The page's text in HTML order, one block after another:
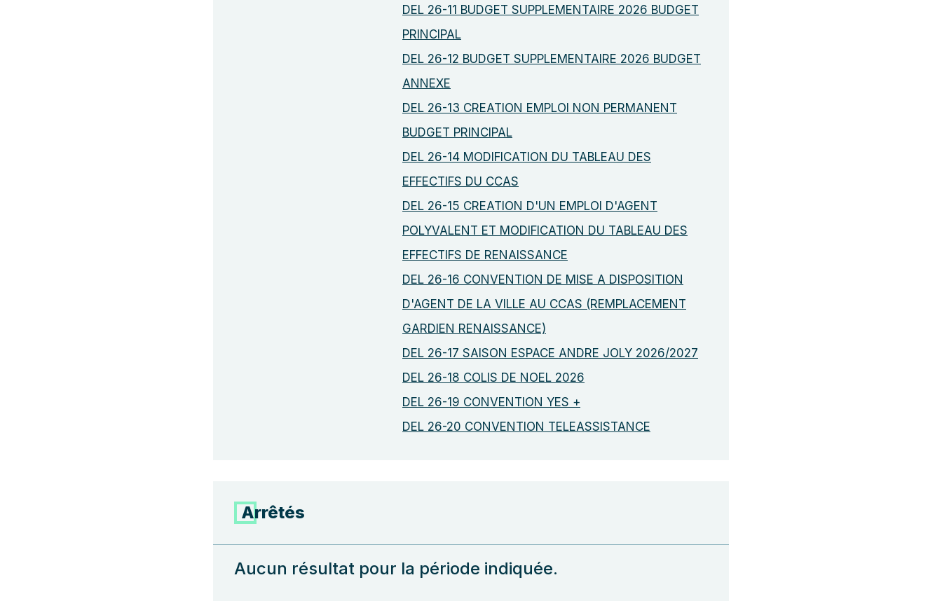
DEL 26-11 BUDGET SUPPLEMENTAIRE 2026 BUDGET
PRINCIPAL
DEL 26-12 BUDGET SUPPLEMENTAIRE 2026 BUDGET
ANNEXE
DEL 26-13 CREATION EMPLOI NON PERMANENT
BUDGET PRINCIPAL
DEL 26-14 MODIFICATION DU TABLEAU DES
EFFECTIFS DU CCAS
DEL 26-15 CREATION D'UN EMPLOI D'AGENT
POLYVALENT ET MODIFICATION DU TABLEAU DES
EFFECTIFS DE RENAISSANCE
DEL 26-16 CONVENTION DE MISE A DISPOSITION
D'AGENT DE LA VILLE AU CCAS (REMPLACEMENT
GARDIEN RENAISSANCE)
DEL 26-17 SAISON ESPACE ANDRE JOLY 2026/2027
DEL 26-18 COLIS DE NOEL 2026
DEL 26-19 CONVENTION YES +
DEL 26-20 CONVENTION TELEASSISTANCE
Arrêtés
Aucun résultat pour la période indiquée.